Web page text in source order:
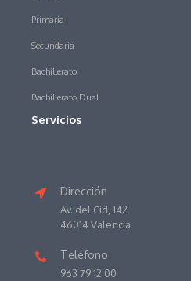
Primaria
Secundaria
Bachillerato
Bachillerato Dual
Servicios
Dirección
Av. del Cid, 142
46014 Valencia
Teléfono
963 79 12 00